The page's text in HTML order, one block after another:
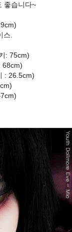
좋습니다~
스.
: 75cm)
68cm)
: 26.5cm)